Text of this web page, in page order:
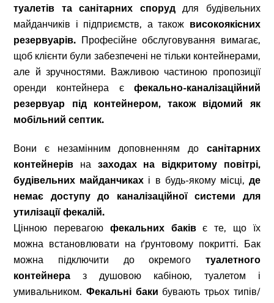
туалетів та санітарних споруддля будівельних
майданчиків і підприємств, а також високоякісних
резервуарів. Професійне обслуговування вимагає,
щоб клієнти були забезпечені не тільки контейнерами,
але й зручностями. Важливою частиною пропозиції
оренди контейнера є фекально-каналізаційний
резервуар
під контейнером, також відомий як
мобільний септик.
Вони є незамінним доповненням до санітарних
контейнерів на заходах на відкритому повітрі,
будівельних майданчиках і в будь-якому місці, де
немає доступу до каналізаційної системи для
утилізації фекалій.
Цінною перевагою фекальних баківє те, що їх
можна встановлювати на ґрунтовому покритті. Бак
можна підключити до окремого туалетного
контейнера з душовою кабіною, туалетом і
умивальником.Фекальні баки бувають трьох типів/